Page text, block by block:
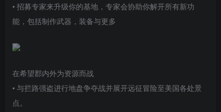
• 招募专家来升级你的基地，专家会协助你解开所有新功
能，包括制作武器，装备与更多
在希望郡内外为资源而战
• 与拦路强盗进行地盘争夺战并展开远征冒险至美国各处景
点。